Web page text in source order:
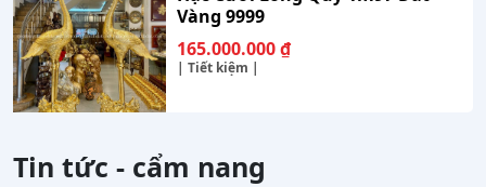
Vàng 9999
165.000.000₫
| Tiết kiệm |
Tin tức - cẩm nang